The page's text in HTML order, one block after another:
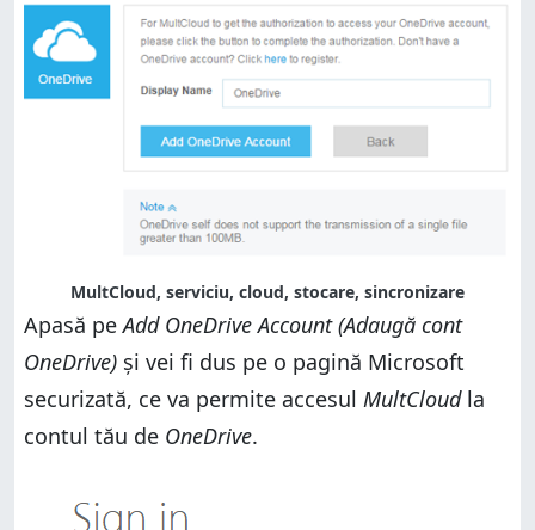
MultCloud, serviciu, cloud, stocare, sincronizare
Apasă peAdd OneDrive Account (Adaugă cont
OneDrive) și vei fi dus pe o pagină Microsoft
securizată, ce va permite accesul MultCloudla
contul tău de OneDrive.